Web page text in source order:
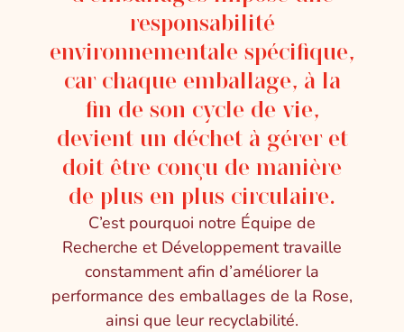
responsabilité
environnementale spécifique,
car chaque emballage, à la
fin de son cycle de vie,
devient un déchet à gérer et
doit être conçu de manière
de plus en plus circulaire.
C’est pourquoi notre Équipe de
Recherche et Développement travaille
constamment afin d’améliorer la
performance des emballages de la Rose,
ainsi que leur recyclabilité.